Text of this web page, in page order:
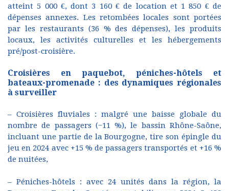
atteint 5 000 €, dont 3 160 € de location et 1 850 € de
dépenses annexes. Les retombées locales sont portées
par les restaurants (36 % des dépenses), les produits
locaux, les activités culturelles et les hébergements
pré/post-croisière.
Croisières en paquebot, péniches-hôtels et
bateaux-promenade : des dynamiques régionales
à surveiller
– Croisières fluviales : malgré une baisse globale du
nombre de passagers (−11 %), le bassin Rhône-Saône,
incluant une partie de la Bourgogne, tire son épingle du
jeu en 2024 avec +15 % de passagers transportés et +16 %
de nuitées,
– Péniches-hôtels : avec 24 unités dans la région, la